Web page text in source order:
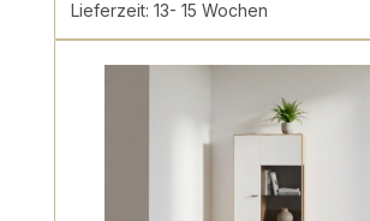
Lieferzeit: 13- 15 Wochen